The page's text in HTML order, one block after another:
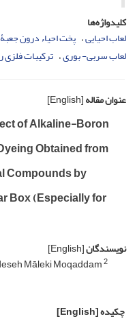
کلیدواژه‌ها
لعاب احیایی پخت احیاء درون
لعاب سربی- بوری ترکیبات فلزی
عنوان مقاله[English]
of Alkaline-Boron
Obtained from
Compounds by
Box (Especially for
نویسندگان[English]
Māleki Moqaddam2
چکیده[English]